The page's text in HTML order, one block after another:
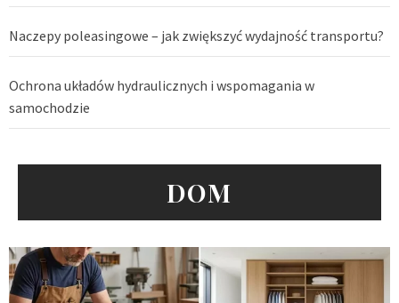
Naczepy poleasingowe – jak zwiększyć wydajność transportu?
Ochrona układów hydraulicznych i wspomagania w
samochodzie
DOM